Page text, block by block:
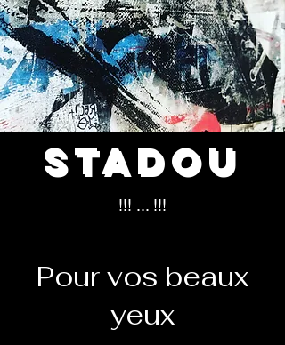
STADOU
!!! ... !!!
Pour vos beaux
yeux